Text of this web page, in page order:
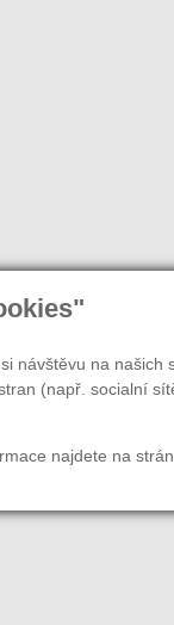
návštěvu na
(např. socialní
najdete na